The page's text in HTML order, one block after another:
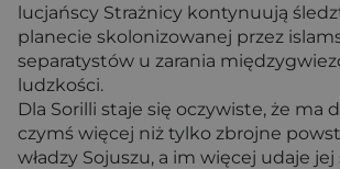
lucjańscy Strażnicy kontynuują
planecie skolonizowanej przez
separatystów u zarania
ludzkości.
Dla Sorilli staje się oczywiste, że ma
czymś więcej niż tylko zbrojne
władzy Sojuszu, a im więcej udaje